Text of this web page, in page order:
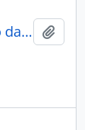
Índios ressurgidos: a construção da auto-imagem